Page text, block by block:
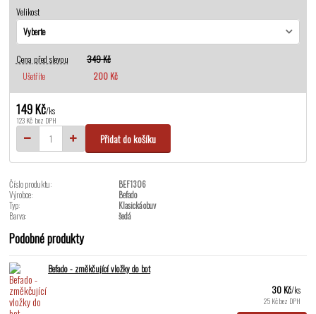
Velikost
Cena před slevou
349 Kč
Ušetříte
200 Kč
149 Kč/ks
123 Kč bez DPH
Přidat do košíku
Číslo produktu:
BEF1306
Výrobce:
Befado
Typ:
Klasická obuv
Barva:
šedá
Podobné produkty
Befado - změkčující vložky do bot
30 Kč/ks
25 Kčbez DPH